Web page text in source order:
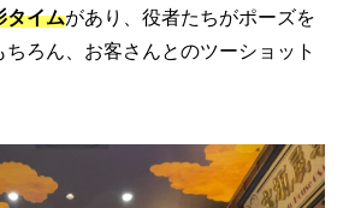
タイムがあり、役者たちがポーズを
ろん、お客さんとのツーショット